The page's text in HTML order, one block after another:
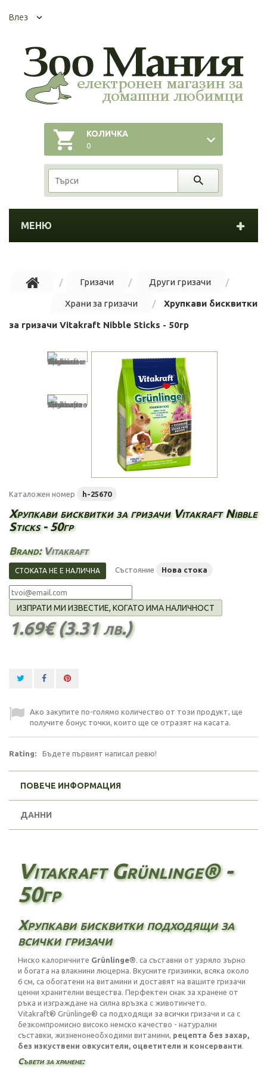
Влез
КОЛИЧКА
0
МЕНЮ
Гризачи Други гризачи
Храни за гризачи Хрупкави бисквитки
за гризачи Vitakraft Nibble Sticks - 50гр
Каталожен номер h-25670
Хрупкави бисквитки за гризачи Vitakraft Nibble
Sticks - 50гр
Brand: Vitakraft
СТОКАТА НЕ Е НАЛИЧНА Състояние Нова стока
ИЗПРАТИ МИ ИЗВЕСТИЕ, КОГАТО ИМА НАЛИЧНОСТ
1.69€ (3.31 лв.)
Ако закупите по-голямо количество от този продукт, ще
получите бонус точки, които ще се отразят на касата.
Rating: Бъдете първият написал ревю!
ПОВЕЧЕ ИНФОРМАЦИЯ
ДАННИ
Vitakraft Grünlinge® -
50гр
Хрупкави бисквитки подходящи за
всички гризачи
Ниско калоричните Grünlinge®. са съставни от узряло зърно
и богата на влакнини люцерна. Вкусните гризинки, всяка около
6 см, са обогатени на витамини и доставят на вашите гризачи
ценни хранителни вещества. Перфектен снак за хранене от
ръка и изграждане на силна връзка с животинчето.
Vitakraft® Grünlinge® са подходящи за всички гризачи и са с
безкомпромисно високо немско качество - натурални
съставки, жизненонеобходими витамини, рецепта без захар,
без изкуствени овкусители, оцветители и консерванти.
Съвети за хранене: